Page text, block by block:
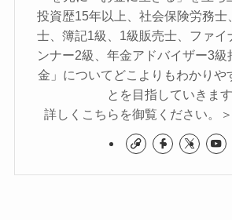
投資歴15年以上、社会保険労務士
士、簿記1級、1級販売士、ファイ
ンナー2級、年金アドバイザー3級
金」についてどこよりもわかりや
とを目指していきます
詳しくこちらを御覧ください。